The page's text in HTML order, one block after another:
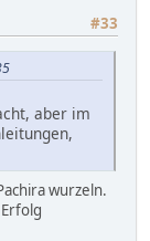
#33
aber im
wurzeln.